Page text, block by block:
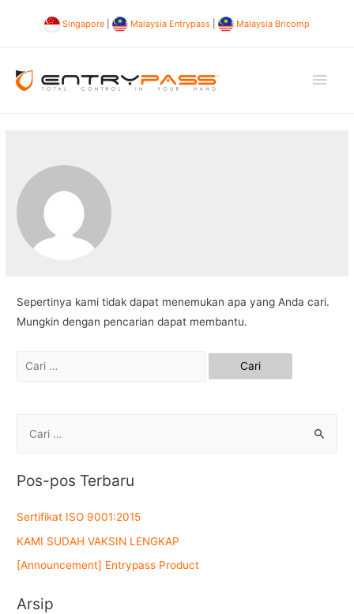
Singapore Malaysia Entrypass Malaysia Bricomp
Sepertinya kami tidak dapat menemukan apa yang Anda cari.
Mungkin dengan pencarian dapat membantu.
Cari
i
u
Pos-pos Terbaru
Sertifikat ISO 9001:2015
KAMI SUDAH VAKSIN LENGKAP
[Announcement] Entrypass Product
Arsip